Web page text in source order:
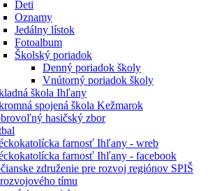
Deti
Oznamy
Jedálny lístok
Fotoalbum
Školský poriadok
Denný poriadok školy
Vnútorný poriadok školy
škola Ihľany
spojená škola Kežmarok
hasičský zbor
farnosť Ihľany - wreb
farnosť Ihľany - facebook
združenie pre rozvoj regiónov SPIŠ
tímu